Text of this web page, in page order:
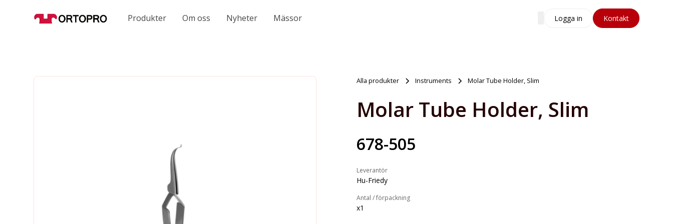
Produkter Om oss Nyheter Mässor Logga in Kontakt
Alla produkter Instruments Molar Tube Holder, Slim
Molar Tube Holder, Slim
678-505
Leverantör
Hu-Friedy
Antal / förpackning
x1